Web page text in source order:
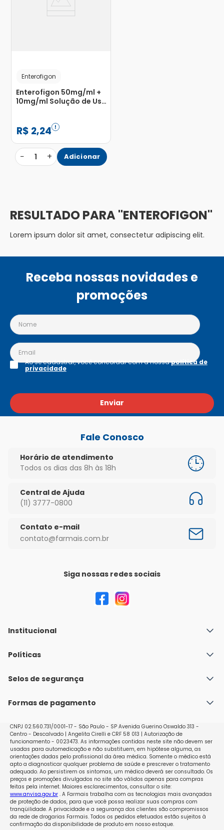
Enterofigon
Enterofigon 50mg/ml +
10mg/ml Solução de Uso
R$ 2,24
− 1 + Adicionar
ENTEROFIGON
Lorem ipsum dolor sit amet, consectetur adipiscing elit.
Receba nossas novidades e
promoções
Enviar
Ao se cadastrar, você concordar com a nossapolítica de
privacidade
Fale Conosco
Horário de atendimento
Todos os dias das 8h às 18h
Central de Ajuda
(11) 3777-0800
Contato e-mail
contato@farmais.com.br
Siga nossas redes sociais
Institucional
Quem Somos
Nossas lojas
Políticas
Política de Envio
Políticas de Trocas e Devoluções
Selos de segurança
Formas de pagamento
CNPJ 02.560.731/0001-17 - São Paulo - SP Avenida Guerino Oswaldo 313 -
Centro - Descalvado | Angelita Cirelli e CRF 58 013 | Autorização de
funcionamento - 0023473. As informações contidas neste site não devem ser
usadas para automedicação e não substituem, em hipótese alguma, as
orientações dadas pelo profissional da área médica. Somente o médico está
apto a diagnosticar qualquer problema de saúde e prescrever o tratamento
adequado. Ao persistirem os sintomas, um médico deverá ser consultado. Os
preços e promoções divulgados no site são válidos apenas para compras
feitas pela internet. Maiores esclarecimentos, consultar o site:
www.anvisa.gov.br. A Farmais trabalha com as tecnologias mais avançadas
de proteção de dados, para que você possa realizar suas compras com
tranqüilidade. A privacidade e a segurança dos clientes são compromissos
da rede de drogarias Farmais. Todos os pedidos efetuados estão sujeitos à
confirmação da disponibilidade de produto em nosso estoque.